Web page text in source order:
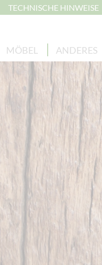
TECHNISCHE HINWEISE
MÖBEL ANDERES